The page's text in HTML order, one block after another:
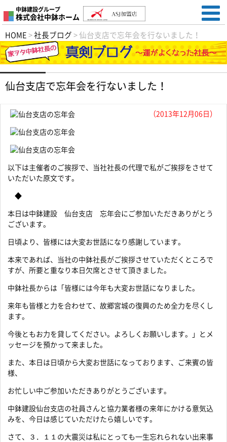
中鉢建設グループ
株式会社中鉢ホーム
HOME > 社長ブログ > 仙台支店で忘年会を行ないました！
仙台支店で忘年会を行ないました！
（2013年12月06日）
以下は主催者のご挨拶で、当社社長の代理で私がご挨拶をさせて
いただいた原文です。
◆
本日は中鉢建設 仙台支店 忘年会にご参加いただきありがとう
ございます。
日頃より、皆様には大変お世話になり感謝しています。
本来であれば、当社の中鉢社長がご挨拶させていただくところで
すが、所要と重なり本日欠席とさせて頂きました。
中鉢社長からは「皆様には今年も大変お世話になりました。
来年も皆様と力を合わせて、故郷宮城の復興のため全力を尽くし
ます。
今後ともお力を貸してください。よろしくお願いします。」とメ
ッセージを預かって来ました。
また、本日は日頃から大変お世話になっております、ご来賓の皆
様、
お忙しい中ご参加いただきありがとうございます。
中鉢建設仙台支店の社員さんと協力業者様の来年にかける意気込
みを、今日は感じていただけたら嬉しいです。
さて、３．１１の大震災は私にとっても一生忘れられない出来事